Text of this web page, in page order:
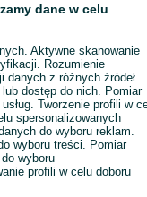
dane w celu
Aktywne skanowanie
Rozumienie
z różnych źródeł.
dostęp do nich. Pomiar
Tworzenie profili w
spersonalizowanych
do wyboru reklam.
wyboru treści. Pomiar
wyboru
profili w celu doboru